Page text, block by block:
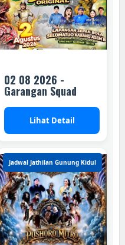
02 08 2026 -
Garangan Squad
Lihat Detail
Jadwal Jathilan Gunung Kidul